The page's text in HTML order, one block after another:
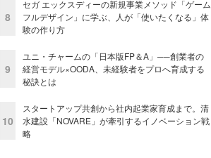
8
セガ エックスディーの新規事業メソッド「ゲーム
フルデザイン」に学ぶ、人が「使いたくなる」体
験の作り方
9
ユニ・チャームの「日本版FP＆A」──創業者の
経営モデル×OODA、未経験者をプロへ育成する
秘訣とは
10
スタートアップ共創から社内起業家育成まで。清
水建設「NOVARE」が牽引するイノベーション戦
略